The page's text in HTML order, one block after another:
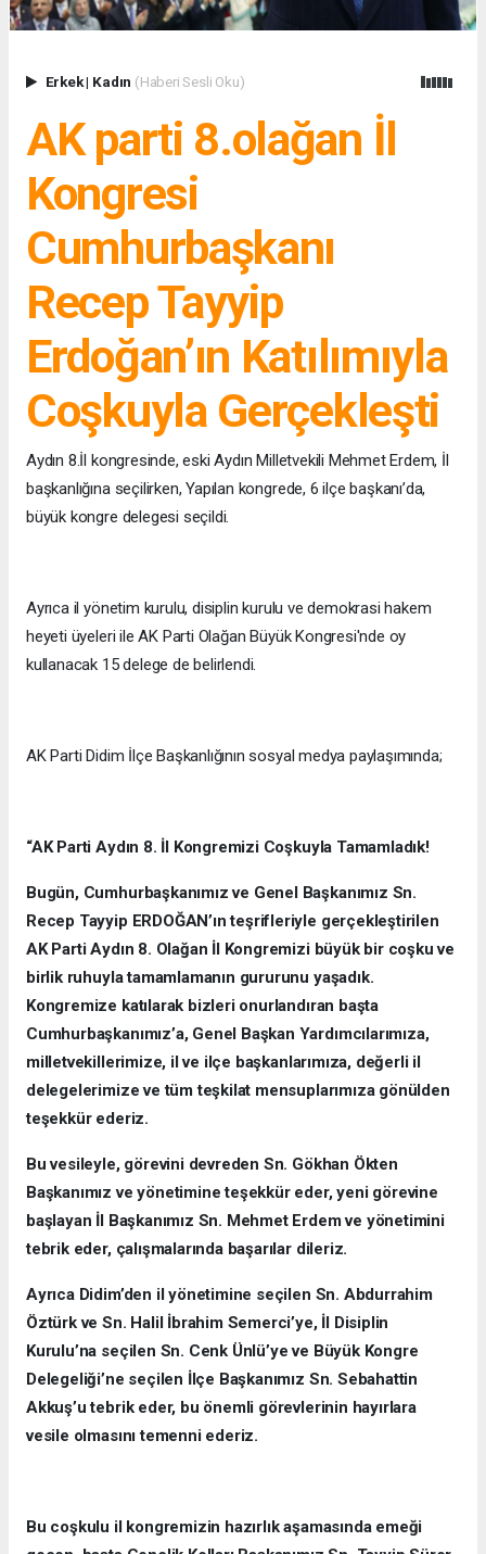
Erkek| Kadın (Haberi Sesli Oku)
AK parti 8.olağan İl
Kongresi
Cumhurbaşkanı
Recep Tayyip
Erdoğan’ın Katılımıyla
Coşkuyla Gerçekleşti
Aydın 8.İl kongresinde, eski Aydın Milletvekili Mehmet Erdem, İl
başkanlığına seçilirken, Yapılan kongrede, 6 ilçe başkanı’da,
büyük kongre delegesi seçildi.
Ayrıca il yönetim kurulu, disiplin kurulu ve demokrasi hakem
heyeti üyeleri ile AK Parti Olağan Büyük Kongresi'nde oy
kullanacak 15 delege de belirlendi.
AK Parti Didim İlçe Başkanlığının sosyal medya paylaşımında;
“AK Parti Aydın 8. İl Kongremizi Coşkuyla Tamamladık!
Bugün, Cumhurbaşkanımız ve Genel Başkanımız Sn.
Recep Tayyip ERDOĞAN’ın teşrifleriyle gerçekleştirilen
AK Parti Aydın 8. Olağan İl Kongremizi büyük bir coşku ve
birlik ruhuyla tamamlamanın gururunu yaşadık.
Kongremize katılarak bizleri onurlandıran başta
Cumhurbaşkanımız’a, Genel Başkan Yardımcılarımıza,
milletvekillerimize, il ve ilçe başkanlarımıza, değerli il
delegelerimize ve tüm teşkilat mensuplarımıza gönülden
teşekkür ederiz.
Bu vesileyle, görevini devreden Sn. Gökhan Ökten
Başkanımız ve yönetimine teşekkür eder, yeni görevine
başlayan İl Başkanımız Sn. Mehmet Erdem ve yönetimini
tebrik eder, çalışmalarında başarılar dileriz.
Ayrıca Didim’den il yönetimine seçilen Sn. Abdurrahim
Öztürk ve Sn. Halil İbrahim Semerci’ye, İl Disiplin
Kurulu’na seçilen Sn. Cenk Ünlü’ye ve Büyük Kongre
Delegeliği’ne seçilen İlçe Başkanımız Sn. Sebahattin
Akkuş’u tebrik eder, bu önemli görevlerinin hayırlara
vesile olmasını temenni ederiz.
Bu coşkulu il kongremizin hazırlık aşamasında emeği